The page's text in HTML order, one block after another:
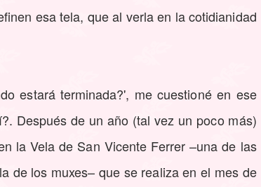
esa tela, que al verla en la cotidianidad
estará terminada?', me cuestioné en ese
Después de un año (tal vez un poco más)
la Vela de San Vicente Ferrer –una de las
de los muxes– que se realiza en el mes de